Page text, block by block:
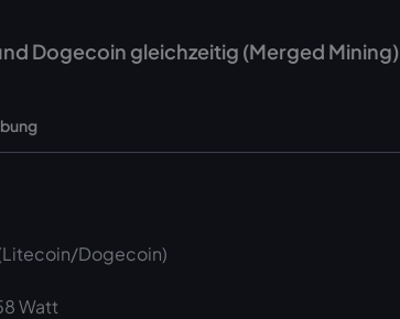
Dogecoin gleichzeitig (Merged Mining)
Dogecoin)
Watt